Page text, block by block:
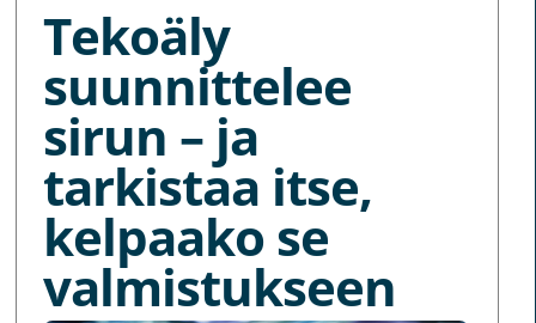
Tekoäly
suunnittelee
sirun – ja
tarkistaa itse,
kelpaako se
valmistukseen